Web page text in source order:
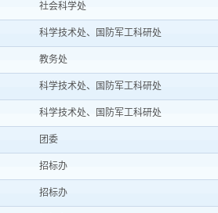
社会科学处
科学技术处、国防军工科研处
教务处
科学技术处、国防军工科研处
科学技术处、国防军工科研处
团委
招标办
招标办